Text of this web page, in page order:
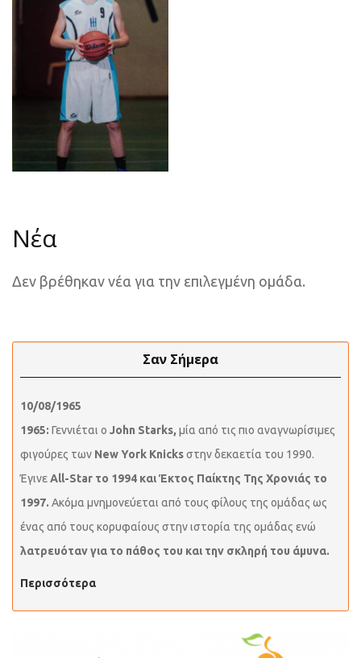
Νέα
Δεν βρέθηκαν νέα για την επιλεγμένη ομάδα.
Σαν Σήμερα
10/08/1965
1965: Γεννιέται ο John Starks, μία από τις πιο αναγνωρίσιμες
φιγούρες των New York Knicksστην δεκαετία του 1990.
ΈγινεAll-Star το 1994 και Έκτος Παίκτης Της Χρονιάς το
1997. Ακόμα μνημονεύεται από τους φίλους της ομάδας ως
ένας από τους κορυφαίους στην ιστορία της ομάδας ενώ
λατρευόταν για το πάθος του και την σκληρή του άμυνα.
Περισσότερα